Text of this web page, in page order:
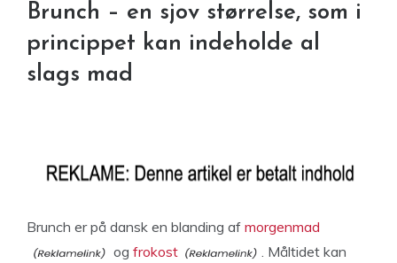
Brunch – en sjov størrelse, som i
princippet kan indeholde al
slags mad
Brunch er på dansk en blanding af morgenmad
og frokost
. Måltidet kan